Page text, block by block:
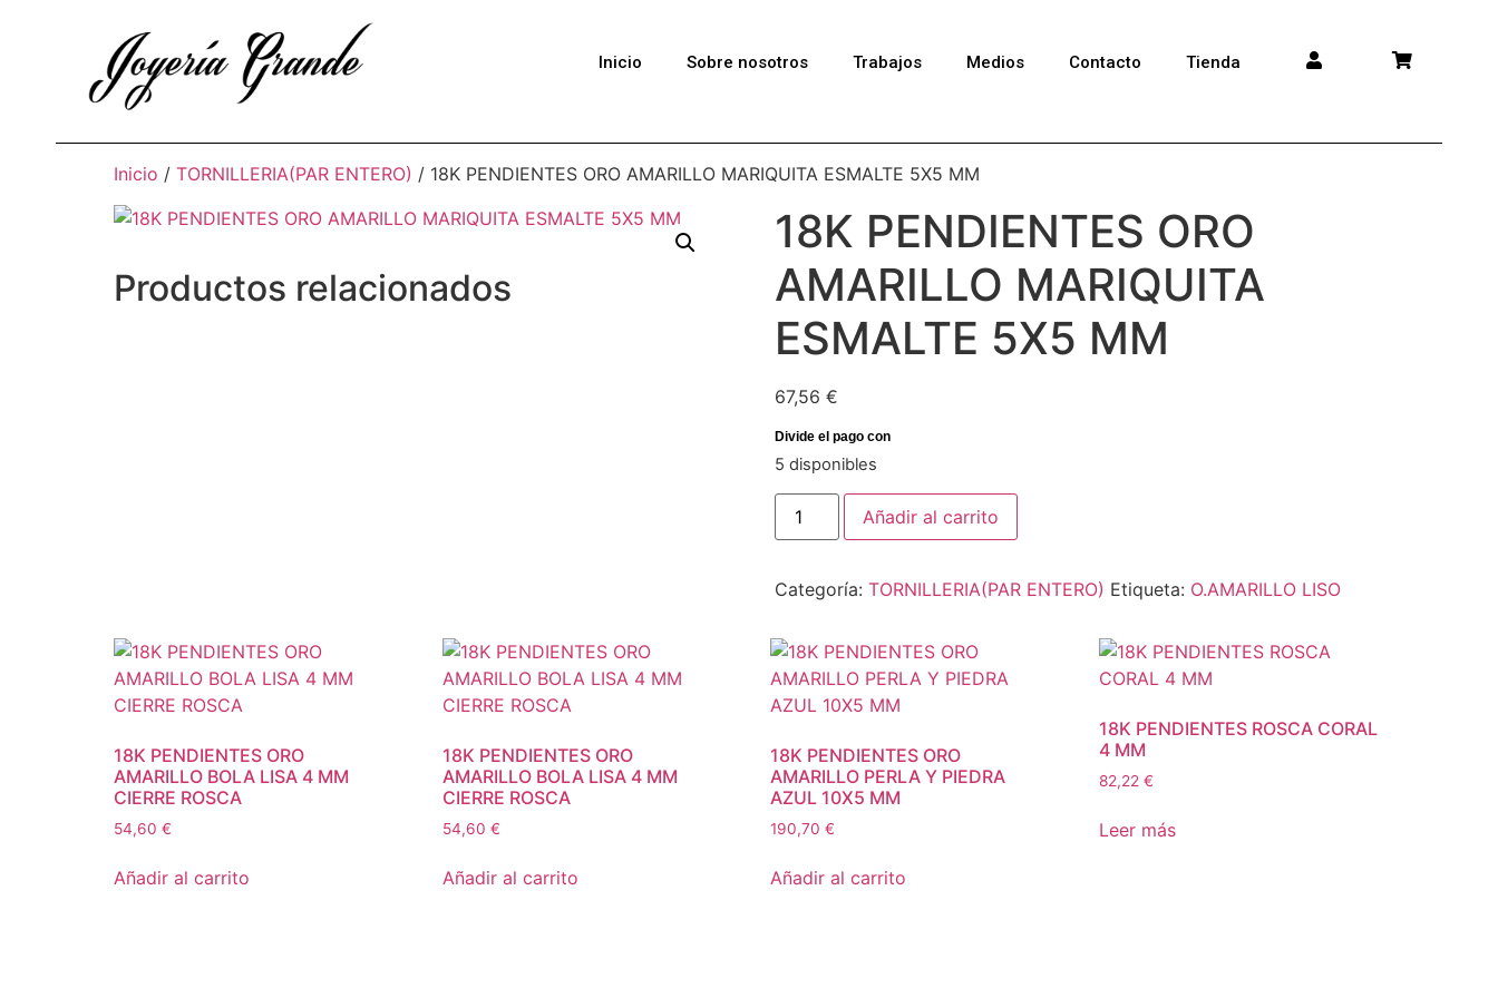
Inicio Sobre nosotros Trabajos Medios Contacto Tienda
Inicio / TORNILLERIA(PAR ENTERO) / 18K PENDIENTES ORO AMARILLO MARIQUITA ESMALTE 5X5 MM
18K PENDIENTES ORO
AMARILLO MARIQUITA
ESMALTE 5X5 MM
67,56 €
5 disponibles
Añadir al carrito
Categoría: TORNILLERIA(PAR ENTERO) Etiqueta: O.AMARILLO LISO
Productos relacionados
18K PENDIENTES ORO
AMARILLO BOLA LISA 4 MM
CIERRE ROSCA
54,60 €
Añadir al carrito
18K PENDIENTES ORO
AMARILLO BOLA LISA 4 MM
CIERRE ROSCA
54,60 €
Añadir al carrito
18K PENDIENTES ORO
AMARILLO PERLA Y PIEDRA
AZUL 10X5 MM
190,70€
Añadir al carrito
18K PENDIENTES ROSCA CORAL
4 MM
82,22€
Leer más